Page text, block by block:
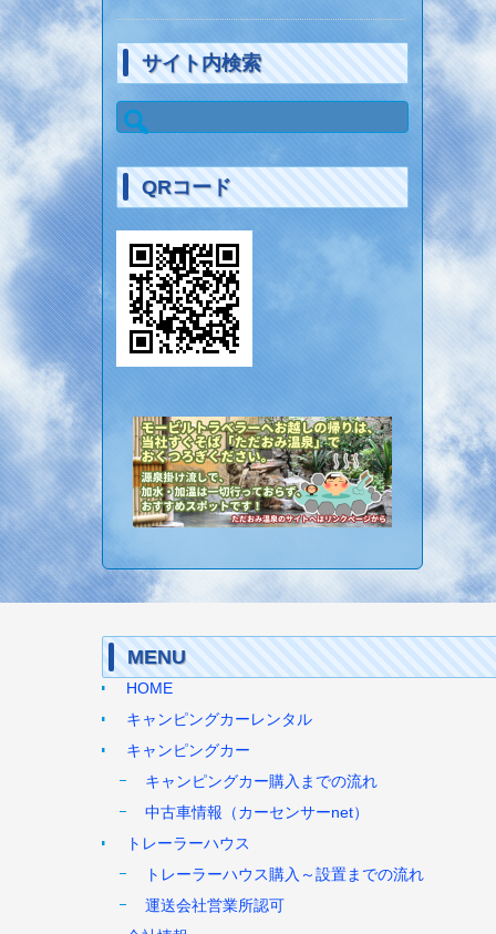
サイト内検索
検
索:
QRコード
MENU
HOME
キャンピングカーレンタル
キャンピングカー
キャンピングカー購入までの流れ
中古車情報（カーセンサーnet）
トレーラーハウス
トレーラーハウス購入～設置までの流れ
運送会社営業所認可